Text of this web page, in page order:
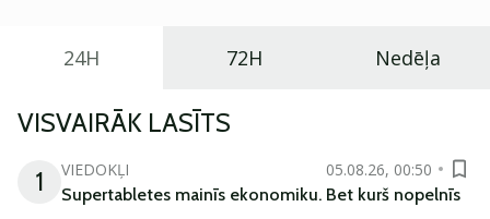
24H 72H Nedēļa
VISVAIRĀK LASĪTS
1
VIEDOKĻI
05.08.26, 00:50
Supertabletes mainīs ekonomiku. Bet kurš nopelnīs